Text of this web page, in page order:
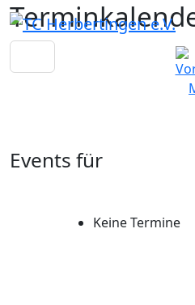
Events für
Keine Termine